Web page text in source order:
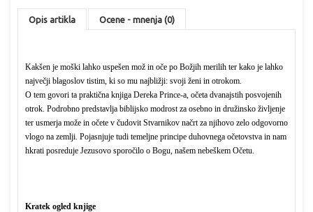
Opis artikla Ocene - mnenja (0)
Kakšen je moški lahko uspešen mož in oče po Božjih merilih ter kako je lahko
največji blagoslov tistim, ki so mu najbližji: svoji ženi in otrokom.
O tem govori ta praktična knjiga Dereka Prince-a, očeta dvanajstih posvojenih
otrok. Podrobno predstavlja biblijsko modrost za osebno in družinsko življenje
ter usmerja može in očete v čudovit Stvarnikov načrt za njihovo zelo odgovorno
vlogo na zemlji. Pojasnjuje tudi temeljne principe duhovnega očetovstva in nam
hkrati posreduje Jezusovo sporočilo o Bogu, našem nebeškem Očetu.
Kratek ogled knjige